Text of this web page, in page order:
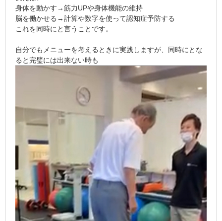
身体を動かす→筋力UPや身体機能の維持
脳を働かせる→計算や数字を使って認知症予防する
これを同時にと言うことです。
自分でもメニューを考えるときに実践しますが、同時にとな
ると完璧には出来ない時も